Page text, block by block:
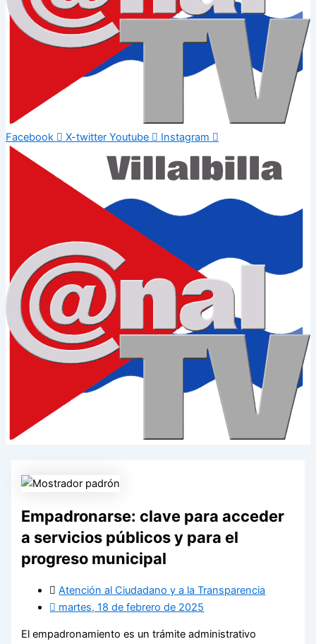
Facebook X-twitter Youtube Instagram
Empadronarse: clave para acceder
a servicios públicos y para el
progreso municipal
Atención al Ciudadano y a la Transparencia
martes, 18 de febrero de 2025
El empadronamiento es un trámite administrativo